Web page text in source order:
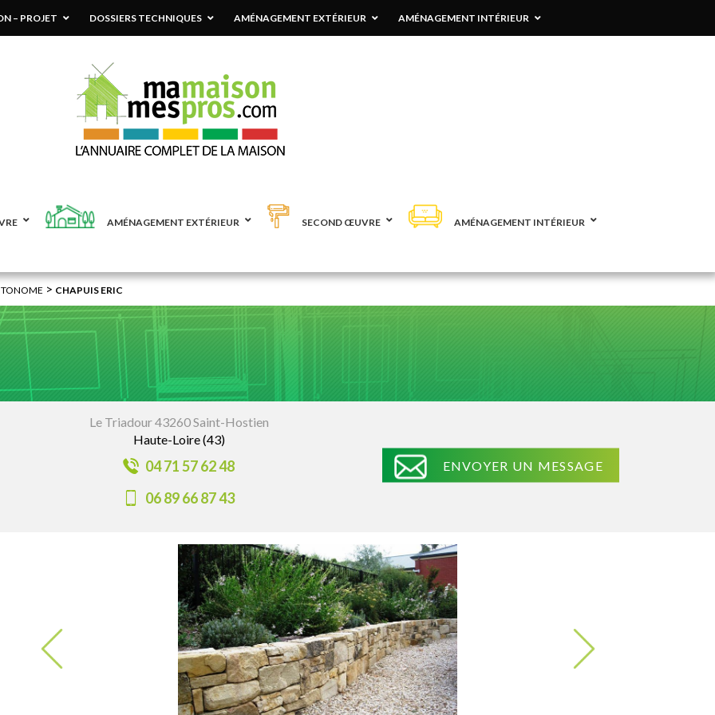
– PROJET DOSSIERS TECHNIQUES AMÉNAGEMENT EXTÉRIEUR AMÉNAGEMENT INTÉRIEUR
AMÉNAGEMENT EXTÉRIEUR SECOND ŒUVRE AMÉNAGEMENT INTÉRIEUR
> CHAPUIS ERIC
Le Triadour 43260 Saint-Hostien
Haute-Loire (43)
04 71 57 62 48
06 89 66 87 43
ENVOYER UN MESSAGE